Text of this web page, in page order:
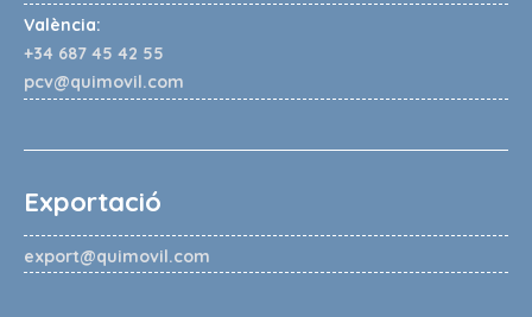
València:
+34 687 45 42 55
pcv@quimovil.com
Exportació
export@quimovil.com